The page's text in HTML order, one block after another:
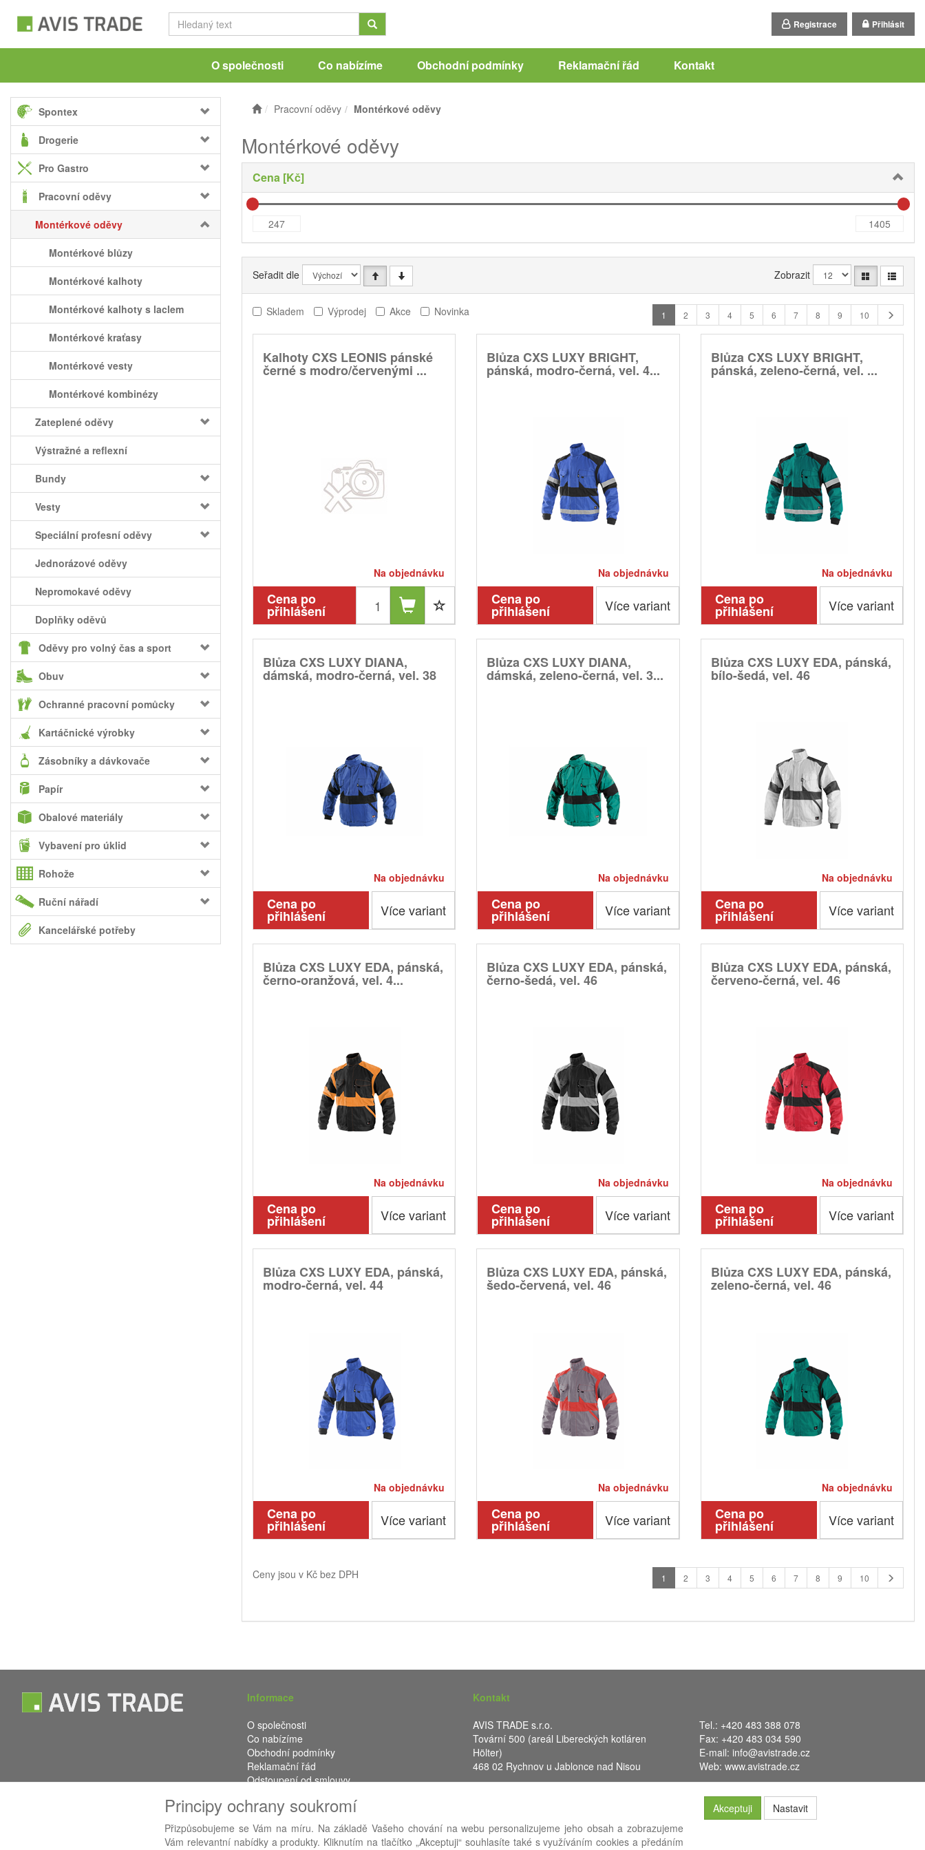
Registrace Přihlásit
O společnosti Co nabízíme Obchodní podmínky Reklamační řád Kontakt
Spontex
Drogerie
Pro Gastro
Pracovní oděvy
Montérkové oděvy
Montérkové blůzy
Montérkové kalhoty
Montérkové kalhoty s laclem
Montérkové kraťasy
Montérkové vesty
Montérkové kombinézy
Zateplené oděvy
Výstražné a reflexní
Bundy
Vesty
Speciální profesní oděvy
Jednorázové oděvy
Nepromokavé oděvy
Doplňky oděvů
Oděvy pro volný čas a sport
Obuv
Ochranné pracovní pomůcky
Kartáčnické výrobky
Zásobníky a dávkovače
Papír
Obalové materiály
Vybavení pro úklid
Rohože
Ruční nářadí
Kancelářské potřeby
Pracovní oděvy Montérkové oděvy
Montérkové oděvy
Cena [Kč]
Seřadit dle Zobrazit
Skladem Výprodej Akce Novinka 1 2 3 4 5 6 7 8 9 10
Kalhoty CXS LEONIS pánské
černé s modro/červenými ...
Na objednávku
Cena po
přihlášení
Blůza CXS LUXY BRIGHT,
pánská, modro-černá, vel. 4...
Na objednávku
Cena po
přihlášení Více variant
Blůza CXS LUXY BRIGHT,
pánská, zeleno-černá, vel. ...
Na objednávku
Cena po
přihlášení Více variant
Blůza CXS LUXY DIANA,
dámská, modro-černá, vel. 38
Na objednávku
Cena po
přihlášení Více variant
Blůza CXS LUXY DIANA,
dámská, zeleno-černá, vel. 3...
Na objednávku
Cena po
přihlášení Více variant
Blůza CXS LUXY EDA, pánská,
bílo-šedá, vel. 46
Na objednávku
Cena po
přihlášení Více variant
Blůza CXS LUXY EDA, pánská,
černo-oranžová, vel. 4...
Na objednávku
Cena po
přihlášení Více variant
Blůza CXS LUXY EDA, pánská,
černo-šedá, vel. 46
Na objednávku
Cena po
přihlášení Více variant
Blůza CXS LUXY EDA, pánská,
červeno-černá, vel. 46
Na objednávku
Cena po
přihlášení Více variant
Blůza CXS LUXY EDA, pánská,
modro-černá, vel. 44
Na objednávku
Cena po
přihlášení Více variant
Blůza CXS LUXY EDA, pánská,
šedo-červená, vel. 46
Na objednávku
Cena po
přihlášení Více variant
Blůza CXS LUXY EDA, pánská,
zeleno-černá, vel. 46
Na objednávku
Cena po
přihlášení Více variant
Ceny jsou v Kč bez DPH 1 2 3 4 5 6 7 8 9 10
Informace
O společnosti
Co nabízíme
Obchodní podmínky
Reklamační řád
Odstoupení od smlouvy
Kontakt
AVIS TRADE s.r.o.
Tovární 500 (areál Libereckých kotláren
Hölter)
468 02 Rychnov u Jablonce nad Nisou
Tel.: +420 483 388 078
Fax: +420 483 034 590
E-mail: info@avistrade.cz
Web: www.avistrade.cz
Principy ochrany soukromí
Přizpůsobujeme se Vám na míru. Na základě Vašeho chování na webu personalizujeme jeho obsah a zobrazujeme
Vám relevantní nabídky a produkty. Kliknutím na tlačítko „Akceptuji“ souhlasíte také s využíváním cookies a předáním
Akceptuji Nastavit